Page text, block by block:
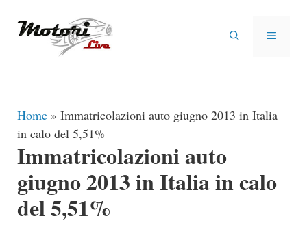
MENU
Home » Immatricolazioni auto giugno 2013 in Italia
in calo del 5,51%
Immatricolazioni auto
giugno 2013 in Italia in calo
del 5,51%